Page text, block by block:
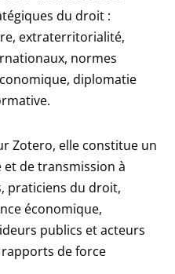
du droit :
extraterritorialité,
normes
diplomatie
Zotero, elle constitue un
et de transmission à
praticiens du droit,
économique,
publics et acteurs
rapports de force